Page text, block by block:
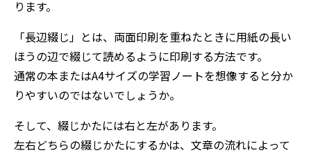
ります。
「長辺綴じ」とは、両面印刷を重ねたときに用紙の長い
ほうの辺で綴じて読めるように印刷する方法です。
通常の本またはA4サイズの学習ノートを想像すると分か
りやすいのではないでしょうか。
そして、綴じかたには右と左があります。
左右どちらの綴じかたにするかは、文章の流れによって